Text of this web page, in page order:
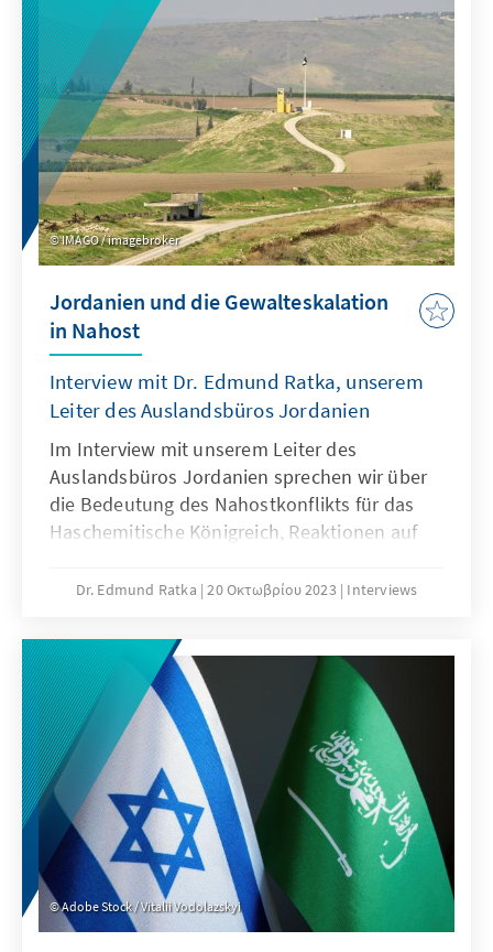
IMAGO / imagebroker
Jordanien und die Gewalteskalation
in Nahost
Interview mit Dr. Edmund Ratka, unserem
Leiter des Auslandsbüros Jordanien
Im Interview mit unserem Leiter des
Auslandsbüros Jordanien sprechen wir über
die Bedeutung des Nahostkonflikts für das
Haschemitische Königreich, Reaktionen auf
von Fluchtbewegungen innerhalb der Region.
Dr. Edmund Ratka 20 Οκτωβρίου 2023 Interviews
Adobe Stock / Vitalii Vodolazskyi